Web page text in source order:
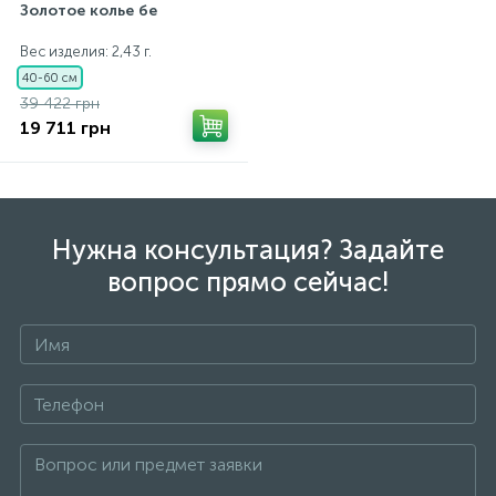
Золотое колье бе
Вес изделия: 2,43 г.
40-60 см
39 422 грн
19 711 грн
Нужна консультация? Задайте
вопрос прямо сейчас!